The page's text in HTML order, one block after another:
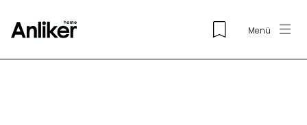
Menü